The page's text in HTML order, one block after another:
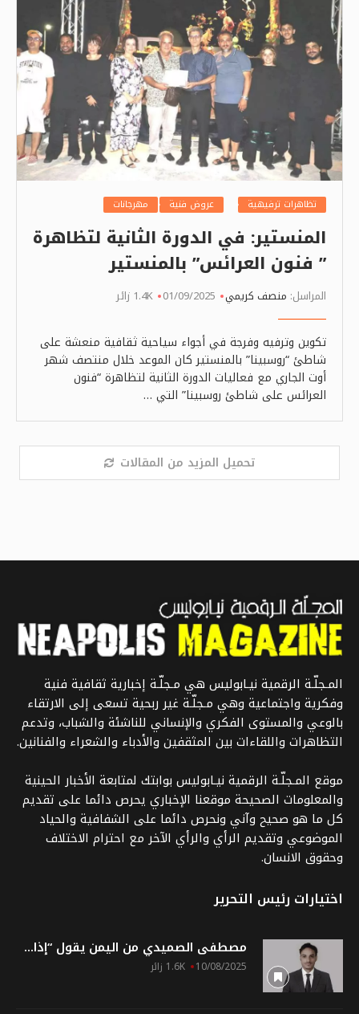
تظاهرات ترفيهية عروض فنية مهرجانات
المنستير: في الدورة الثانية لتظاهرة
” فنون العرائس” بالمنستير
المراسل: منصف كريمي 01/09/2025 1.4K زائر
تكوين وترفيه وفرجة في أجواء سياحية ثقافية منعشة على
شاطئ “روسبينا” بالمنستير كان الموعد خلال منتصف شهر
أوت الجاري مع فعاليات الدورة الثانية لتظاهرة “فنون
العرائس على شاطئ روسبينا” التي …
تحميل المزيد من المقالات
المـجلّـة الرقمية نيـابوليس هي مـجلّـة إخبارية ثقافية فنية
وفكرية واجتماعية وهي مـجلّـة غير ربحية تسعى إلى الارتقاء
بالوعي والمستوى الفكري والإنساني للناشئة والشباب، وتدعم
التظاهرات واللقاءات بين المثقفين والأدباء والشعراء والفنانين.
موقع المـجلّـة الرقمية نيـابوليس بوابتك لمتابعة الأخبار الحينية
والمعلومات الصحيحة موقعنا الإخباري يحرص دائما على تقديم
كل ما هو صحيح وآني ونحرص دائما على الشفافية والحياد
الموضوعي وتقديم الرأي والرأي الآخر مع احترام الاختلاف
وحقوق الانسان.
اختيارات رئيس التحرير
مصطفى الصميدي من اليمن يقول “إذا...
10/08/2025 1.6K زائر